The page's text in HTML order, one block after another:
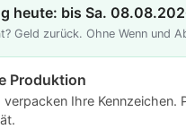
heute: bis Sa.
Geld zurück. Ohne Wenn und
Produktion
Ihre Kennzeichen.